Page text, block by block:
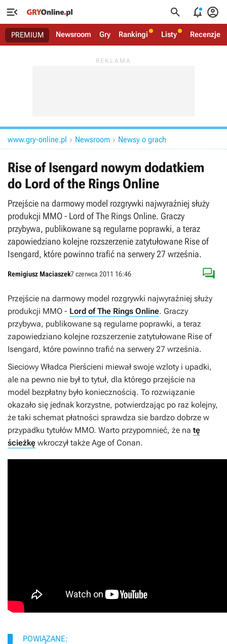
   
PREMIUM Newsroom Gry Rankingi Listy Recenzje
www.gry-online.pl  Newsroom  Newsy o grach
Rise of Isengard nowym dodatkiem
do Lord of the Rings Online
Przejście na darmowy model rozgrywki najwyraźniej służy
produkcji MMO - Lord of The Rings Online. Graczy
przybywa, publikowane są regularne poprawki, a teraz
zapowiedziano kolejne rozszerzenie zatytułowane Rise of
Isengard, które powinno trafić na serwery 27 września.
Remigiusz Maciaszek7 czerwca 2011 16:46 
Przejście na darmowy model rozgrywki najwyraźniej służy
produkcji MMO - Lord of The Rings Online. Graczy
przybywa, publikowane są regularne poprawki, a teraz
zapowiedziano kolejne rozszerzenie zatytułowane Rise of
Isengard, które powinno trafić na serwery 27 września.
Sieciowy Władca Pierścieni miewał swoje wzloty i upadki,
ale na pewno nie był to tytuł, dla którego przejście na
model bezpłatny było koniecznością. To rozwiązanie
okazało się jednak korzystne, potwierdzając po raz kolejny,
że taki schemat płatności sprawdza sie bardzo dobrze w
przypadku tytułów MMO. Warto przypomnieć, że na tę
ścieżkę wkroczył także Age of Conan.
POWIĄZANE: